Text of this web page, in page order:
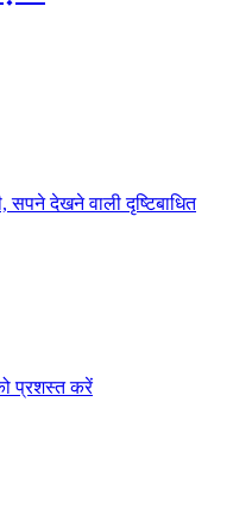
सपने देखने वाली दृष्टिबाधित
प्रशस्त करें